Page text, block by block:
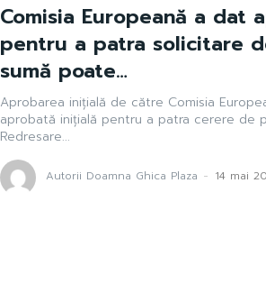
Comisia Europeană a dat
pentru a patra solicitare
sumă poate…
Aprobarea inițială de către Comisia
aprobată inițială pentru a patra cerere de
Redresare...
Autorii Doamna Ghica Plaza - 14 mai